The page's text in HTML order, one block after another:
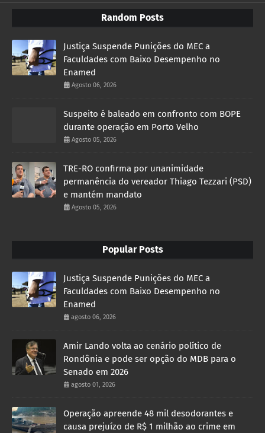
Random Posts
Justiça Suspende Punições do MEC a
Faculdades com Baixo Desempenho no
Enamed
Agosto 06, 2026
Suspeito é baleado em confronto com BOPE
durante operação em Porto Velho
Agosto 05, 2026
TRE-RO confirma por unanimidade
permanência do vereador Thiago Tezzari (PSD)
e mantém mandato
Agosto 05, 2026
Popular Posts
Justiça Suspende Punições do MEC a
Faculdades com Baixo Desempenho no
Enamed
agosto 06, 2026
Amir Lando volta ao cenário político de
Rondônia e pode ser opção do MDB para o
Senado em 2026
agosto 01, 2026
Operação apreende 48 mil desodorantes e
causa prejuízo de R$ 1 milhão ao crime em